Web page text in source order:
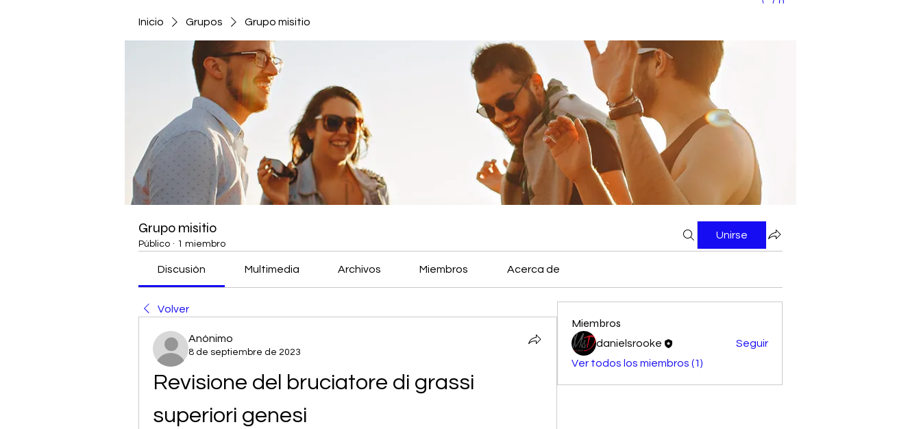
0
Inicio Grupos Grupo misitio
Grupo misitio
Público · 1 miembro
Unirse
Discusión Multimedia Archivos Miembros Acerca de
Volver
Anónimo
8 de septiembre de 2023
Revisione del bruciatore di grassi
superiori genesi
Miembros
danielsrooke
Seguir
Ver todos los miembros (1)